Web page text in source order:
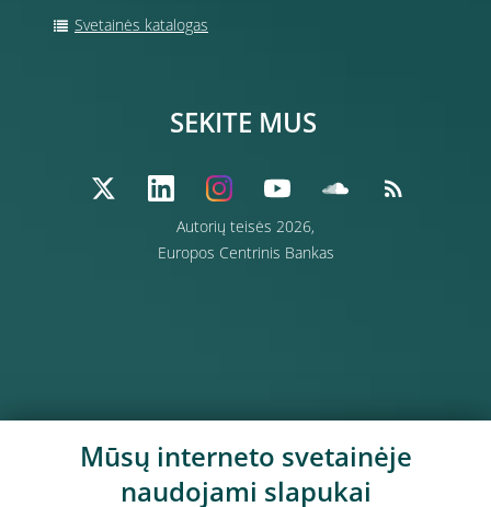
Svetainės katalogas
Autorių teisės 2026,
Europos Centrinis Bankas
SEKITE MUS
Mūsų interneto svetainėje
naudojami slapukai